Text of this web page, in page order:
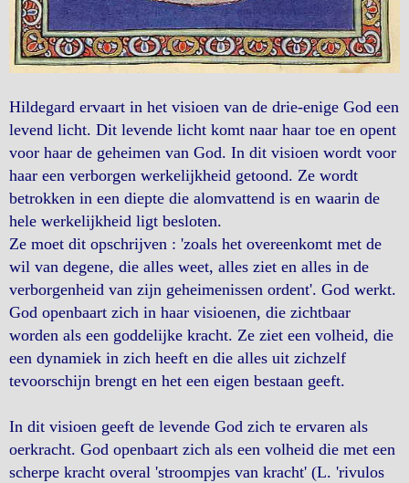
Hildegard ervaart in het visioen van de drie-enige God een
levend licht. Dit levende licht komt naar haar toe en opent
voor haar de geheimen van God. In dit visioen wordt voor
haar een verborgen werkelijkheid getoond. Ze wordt
betrokken in een diepte die alomvattend is en waarin de
hele werkelijkheid ligt besloten.
Ze moet dit opschrijven : 'zoals het overeenkomt met de
wil van degene, die alles weet, alles ziet en alles in de
verborgenheid van zijn geheimenissen ordent'. God werkt.
God openbaart zich in haar visioenen, die zichtbaar
worden als een goddelijke kracht. Ze ziet een volheid, die
een dynamiek in zich heeft en die alles uit zichzelf
tevoorschijn brengt en het een eigen bestaan geeft.
In dit visioen geeft de levende God zich te ervaren als
oerkracht. God openbaart zich als een volheid die met een
scherpe kracht overal 'stroompjes van kracht' (L. 'rivulos